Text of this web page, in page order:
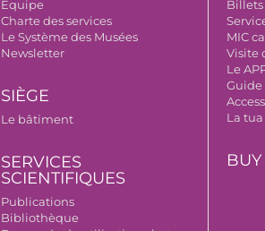
Equipe
Charte des services
Le Système des Musées
Newsletter
SIÈGE
Le bâtiment
SERVICES
SCIENTIFIQUES
Publications
Bibliothèque
Billets
MIC
Visite
Le
Guide
La
BUY